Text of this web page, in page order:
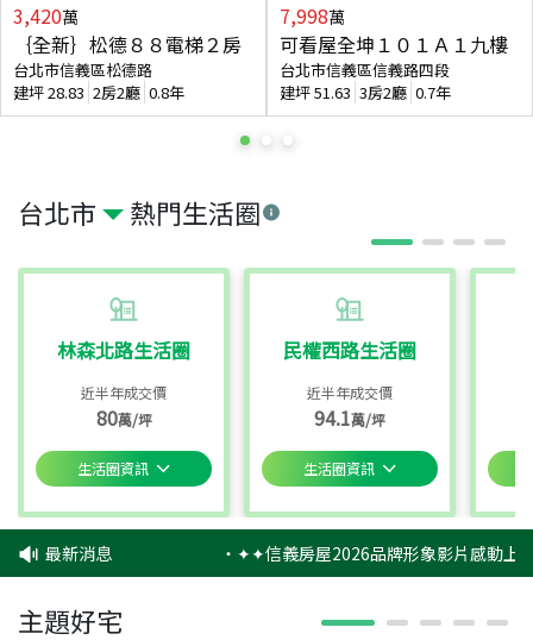
台北市 熱門生活圈
林森北路生活圈
近半年成交價
80萬/坪
生活圈資訊
民權西路生活圈
近半年成交價
94.1萬/坪
生活圈資訊
3,420萬
｛全新｝松德８８電梯２房
台北市信義區松德路
建坪28.83 2房2廳 0.8年
7,998萬
可看屋全坤１０１Ａ１九樓
台北市信義區信義路四段
建坪51.63 3房2廳 0.7年
最新消息 ‧✦✦信義房屋2026品牌形象影片感動上
主題好宅